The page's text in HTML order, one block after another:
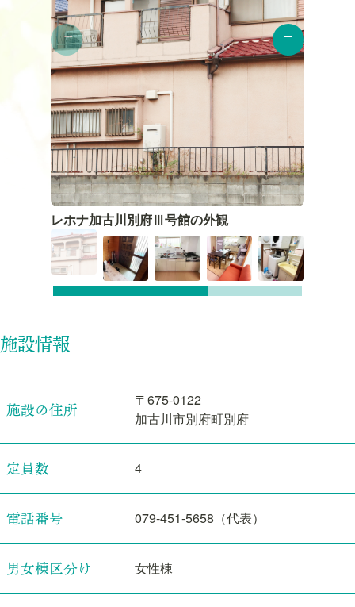
レホナ加古川別府Ⅲ号館の外観
施設情報
施設の住所
〒675-0122
加古川市別府町別府
定員数 4
電話番号 079-451-5658（代表）
男女棟区分け 女性棟